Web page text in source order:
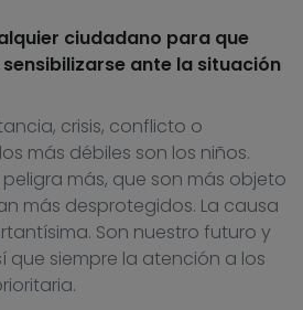
ciudadano para que
ante la situación
crisis, conflicto o
más débiles son los niños.
más, que son más objeto
más desprotegidos. La causa
Son nuestro futuro y
que siempre la atención a los